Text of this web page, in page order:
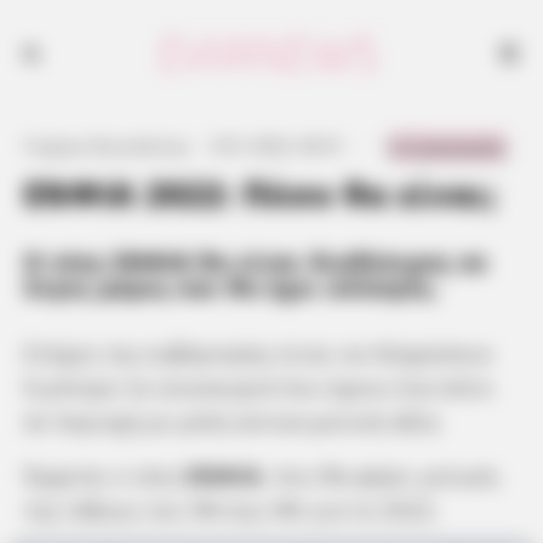
ΕΝΦΙΑ 2022: Πόσο θα είναι;
Ο νέος ΕΝΦΙΑ θα είναι διαθέσιμος σε